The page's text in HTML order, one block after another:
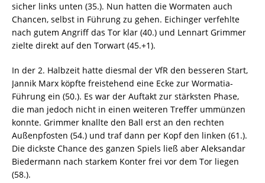
sicher links unten (35.). Nun hatten die Wormaten auch
Chancen, selbst in Führung zu gehen. Eichinger verfehlte
nach gutem Angriff das Tor klar (40.) und Lennart Grimmer
zielte direkt auf den Torwart (45.+1).
In der 2. Halbzeit hatte diesmal der VfR den besseren Start,
Jannik Marx köpfte freistehend eine Ecke zur Wormatia-
Führung ein (50.). Es war der Auftakt zur stärksten Phase,
die man jedoch nicht in einen weiteren Treffer ummünzen
konnte. Grimmer knallte den Ball erst an den rechten
Außenpfosten (54.) und traf dann per Kopf den linken (61.).
Die dickste Chance des ganzen Spiels ließ aber Aleksandar
Biedermann nach starkem Konter frei vor dem Tor liegen
(58.).